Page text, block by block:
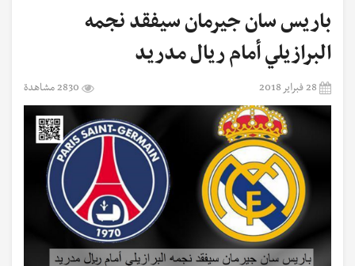
باريس سان جيرمان سيفقد نجمه
البرازيلي أمام ريال مدريد
28 فبراير 2018 2830 مشاهدة